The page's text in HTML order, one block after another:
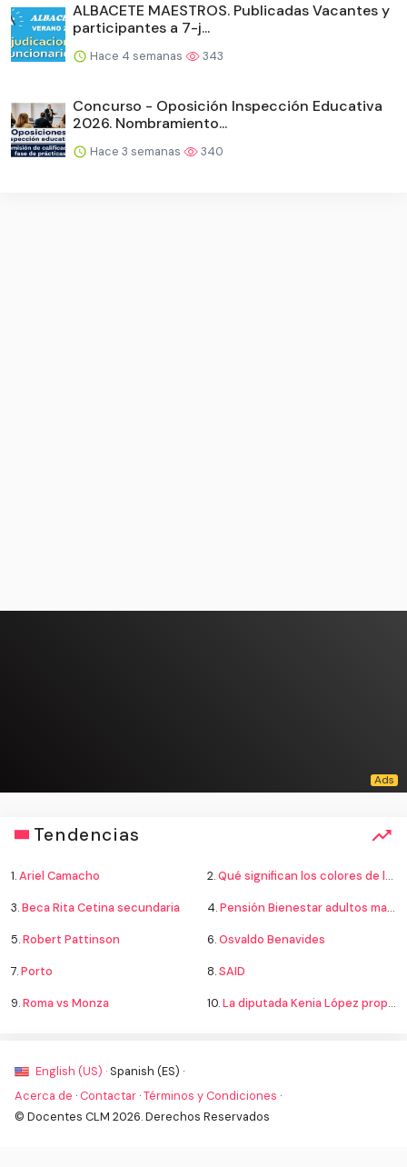
ALBACETE MAESTROS. Publicadas Vacantes y
participantes a 7-j...
Hace 4 semanas 343
Concurso - Oposición Inspección Educativa
2026. Nombramiento...
Hace 3 semanas 340
Tendencias
1.Ariel Camacho 2.Qué significan los colores de la bandera
3.Beca Rita Cetina secundaria 4.Pensión Bienestar adultos mayores
5.Robert Pattinson 6.Osvaldo Benavides
7.Porto 8.SAID
9.Roma vs Monza 10.La diputada Kenia López propone cambiar el nombre del país a México
English (US) · Spanish (ES) ·
Acerca de · Contactar ·Términos y Condiciones ·
© Docentes CLM 2026. Derechos Reservados